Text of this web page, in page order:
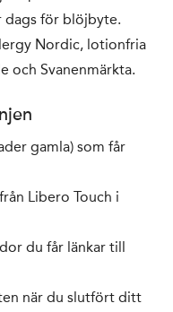
dags för blöjbyte.
Nordic, lotionfria
och Svanenmärkta.
gamla) som får
Libero Touch i
du får länkar till
när du slutfört ditt